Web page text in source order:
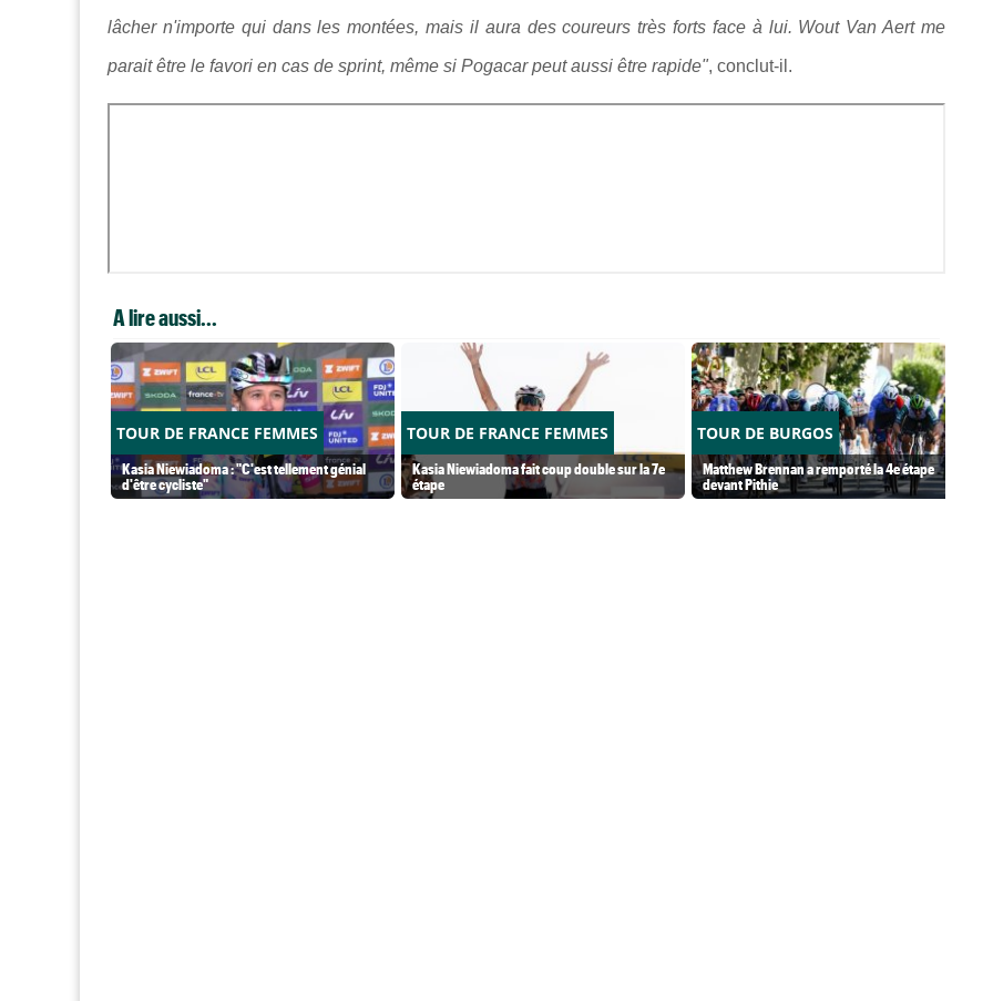
lâcher n'importe qui dans les montées, mais il aura des coureurs très forts face à lui. Wout Van Aert me
parait être le favori en cas de sprint, même si Pogacar peut aussi être rapide", conclut-il.
A lire aussi...
TOUR DE FRANCE FEMMES
Kasia Niewiadoma : "C'est tellement génial
d'être cycliste"
TOUR DE FRANCE FEMMES
Kasia Niewiadoma fait coup double sur la 7e
étape
TOUR DE BURGOS
Matthew Brennan a remporté la 4e étape
devant Pithie